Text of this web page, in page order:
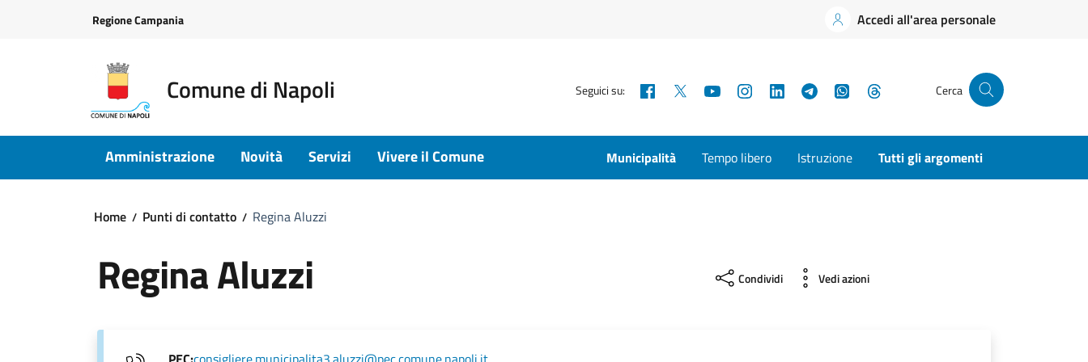
Regione Campania Accedi all'area personale
Comune di Napoli Seguici su: Facebook YouTubeInstagramLinkedInTelegramWhatsApp Cerca
Amministrazione Novità Servizi Vivere il Comune Municipalità Tempo libero Istruzione Tutti gli argomenti
Home Punti di contatto Regina Aluzzi
Regina Aluzzi Condividi Vedi azioni